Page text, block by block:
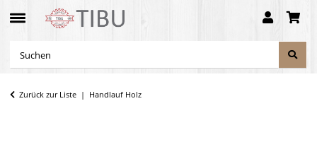
Zurück zur Liste Handlauf Holz